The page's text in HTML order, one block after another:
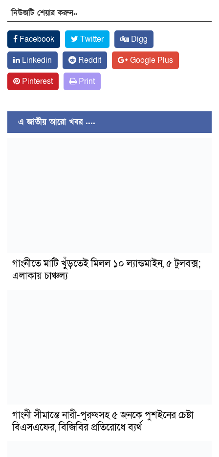
নিউজটি শেয়ার করুন..
Facebook Twitter
Digg
Linkedin
Reddit
Google Plus
Pinterest
Print
এ জাতীয় আরো খবর ....
গাংনীতে মাটি খুঁড়তেই মিলল ১০ ল্যান্ডমাইন, ৫ টুলবক্স;
এলাকায় চাঞ্চল্য
গাংনী সীমান্তে নারী-পুরুষসহ ৫ জনকে পুশইনের চেষ্টা
বিএসএফের, বিজিবির প্রতিরোধে ব্যর্থ